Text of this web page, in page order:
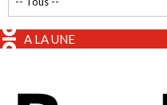
A LA UNE